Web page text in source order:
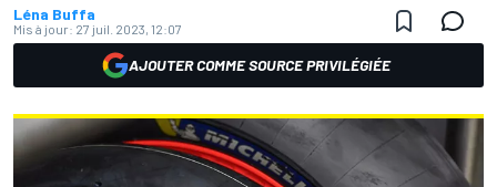
Léna Buffa
Mis à jour: 27 juil. 2023, 12:07
AJOUTER COMME SOURCE PRIVILÉGIÉE